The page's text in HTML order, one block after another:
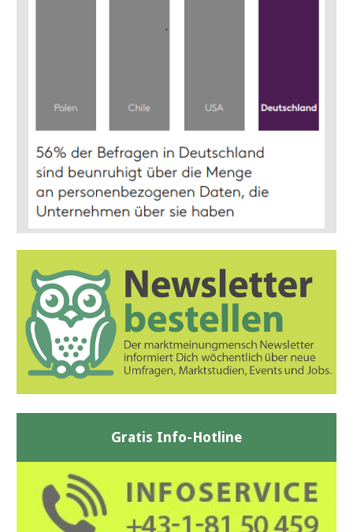
Gratis Info-Hotline